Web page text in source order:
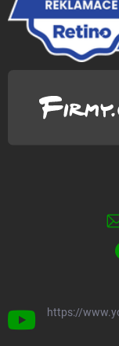
https://